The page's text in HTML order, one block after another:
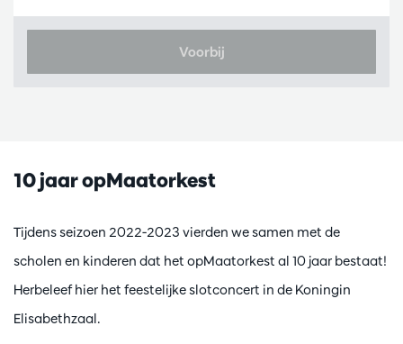
Voorbij
10 jaar opMaatorkest
Tijdens seizoen 2022-2023 vierden we samen met de
scholen en kinderen dat het opMaatorkest al 10 jaar bestaat!
Herbeleef hier het feestelijke slotconcert in de Koningin
Elisabethzaal.